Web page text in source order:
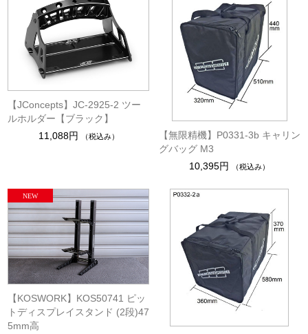
【JConcepts】JC-2925-2 ツー
ルホルダー【ブラック】
11,088円
（税込み）
【無限精機】P0331-3b キャリン
グバッグ M3
10,395円
（税込み）
【KOSWORK】KOS50741 ピッ
トディスプレイスタンド (2段)47
5mm高